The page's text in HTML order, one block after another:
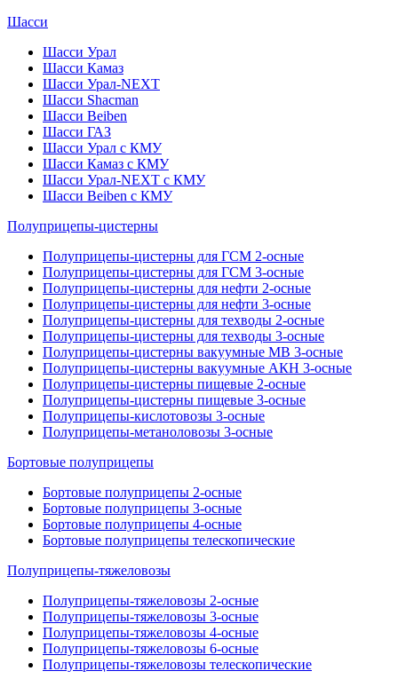
Шасси
Шасси Урал
Шасси Камаз
Шасси Урал-NEXT
Шасси Shacman
Шасси Beiben
Шасси ГАЗ
Шасси Урал с КМУ
Шасси Камаз с КМУ
Шасси Урал-NEXT с КМУ
Шасси Beiben с КМУ
Полуприцепы-цистерны
Полуприцепы-цистерны для ГСМ 2-осные
Полуприцепы-цистерны для ГСМ 3-осные
Полуприцепы-цистерны для нефти 2-осные
Полуприцепы-цистерны для нефти 3-осные
Полуприцепы-цистерны для техводы 2-осные
Полуприцепы-цистерны для техводы 3-осные
Полуприцепы-цистерны вакуумные МВ 3-осные
Полуприцепы-цистерны вакуумные АКН 3-осные
Полуприцепы-цистерны пищевые 2-осные
Полуприцепы-цистерны пищевые 3-осные
Полуприцепы-кислотовозы 3-осные
Полуприцепы-метаноловозы 3-осные
Бортовые полуприцепы
Бортовые полуприцепы 2-осные
Бортовые полуприцепы 3-осные
Бортовые полуприцепы 4-осные
Бортовые полуприцепы телескопические
Полуприцепы-тяжеловозы
Полуприцепы-тяжеловозы 2-осные
Полуприцепы-тяжеловозы 3-осные
Полуприцепы-тяжеловозы 4-осные
Полуприцепы-тяжеловозы 6-осные
Полуприцепы-тяжеловозы телескопические